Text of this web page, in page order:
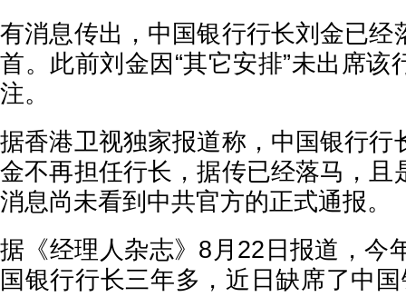
有消息传出，中国银行行长刘金已经
首。此前刘金因“其它安排”未出席该
注。
据香港卫视独家报道称，中国银行行
金不再担任行长，据传已经落马，且
消息尚未看到中共官方的正式通报。
据《经理人杂志》8月22日报道，今
国银行行长三年多，近日缺席了中